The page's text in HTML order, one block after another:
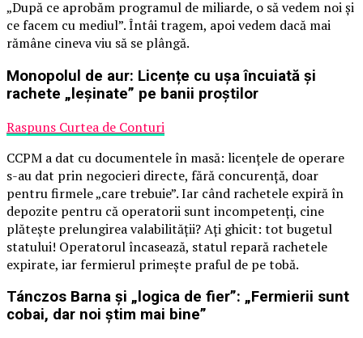
„După ce aprobăm programul de miliarde, o să vedem noi și
ce facem cu mediul”. Întâi tragem, apoi vedem dacă mai
rămâne cineva viu să se plângă.
Monopolul de aur: Licențe cu ușa încuiată și
rachete „leșinate” pe banii proștilor
Raspuns Curtea de Conturi
CCPM a dat cu documentele în masă: licențele de operare
s-au dat prin negocieri directe, fără concurență, doar
pentru firmele „care trebuie”. Iar când rachetele expiră în
depozite pentru că operatorii sunt incompetenți, cine
plătește prelungirea valabilității? Ați ghicit: tot bugetul
statului! Operatorul încasează, statul repară rachetele
expirate, iar fermierul primește praful de pe tobă.
Tánczos Barna și „logica de fier”: „Fermierii sunt
cobai, dar noi știm mai bine”